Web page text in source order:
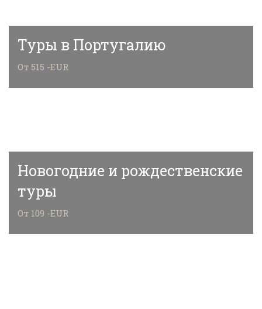
Туры в Португалию
От 515 -EUR
Новогодние и рождественские
туры
От 109 -EUR